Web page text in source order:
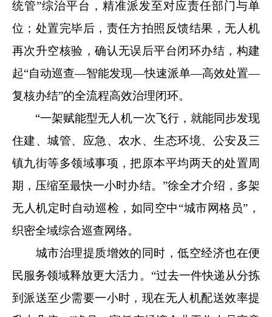
统管”综治平台，精准派发至对应责任部门与单
位；处置完毕后，责任方拍照反馈结果，无人机
再次升空核验，确认无误后平台闭环办结，构建
起“自动巡查—智能发现—快速派单—高效处置—
复核办结”的全流程高效治理闭环。
“一架赋能型无人机一次飞行，就能同步发现
住建、城管、应急、农水、生态环境、公安及三
镇九街等多领域事项，把原本平均两天的处置周
期，压缩至最快一小时办结。”徐全才介绍，多架
无人机定时自动巡检，如同空中“城市网格员”，
织密全域综合巡查网络。
城市治理提质增效的同时，低空经济也在便
民服务领域释放更大活力。“过去一件快递从分拣
到派送至少需要一小时，现在无人机配送效率提